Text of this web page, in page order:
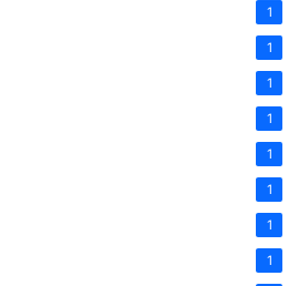
1
1
1
1
1
1
1
1